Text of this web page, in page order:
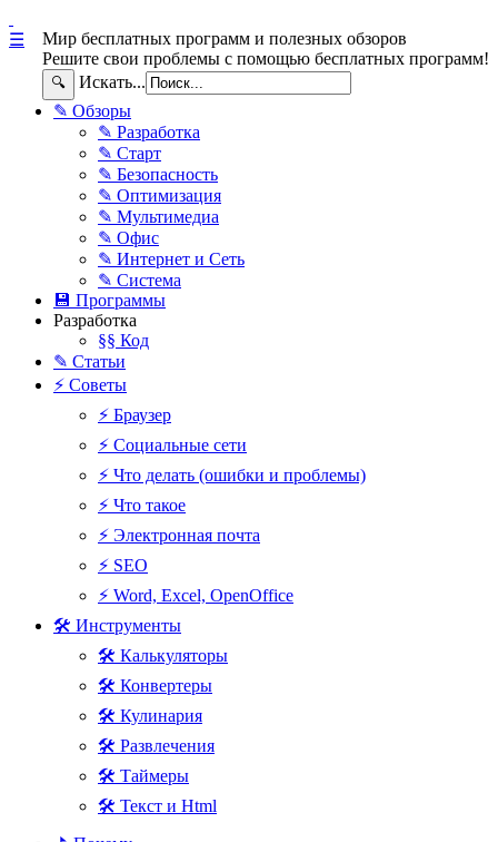
Мир бесплатных программ и полезных обзоров
Решите свои проблемы с помощью бесплатных программ!
🔍 Искать...
☰
✎ Обзоры
✎ Разработка
✎ Старт
✎ Безопасность
✎ Оптимизация
✎ Мультимедиа
✎ Офис
✎ Интернет и Сеть
✎ Система
💾 Программы
Разработка
§§ Код
✎ Статьи
⚡ Советы
⚡ Браузер
⚡ Социальные сети
⚡ Что делать (ошибки и проблемы)
⚡ Что такое
⚡ Электронная почта
⚡ SEO
⚡ Word, Excel, OpenOffice
🛠 Инструменты
🛠 Калькуляторы
🛠 Конвертеры
🛠 Кулинария
🛠 Развлечения
🛠 Таймеры
🛠 Текст и Html